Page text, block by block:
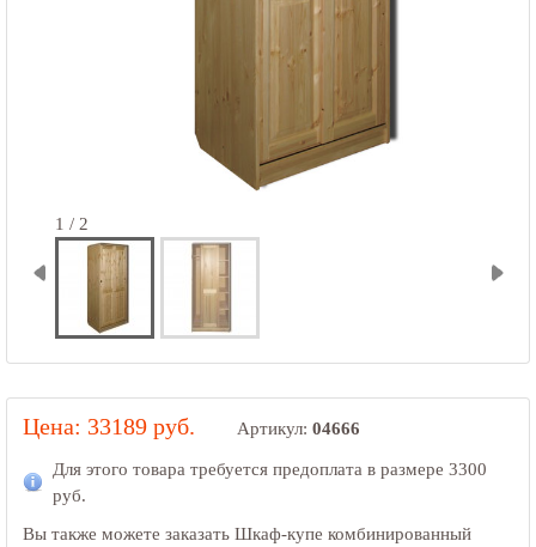
1 / 2
Цена: 33189 руб. Артикул: 04666
Для этого товара требуется предоплата в размере 3300
руб.
Вы также можете заказать Шкаф-купе комбинированный